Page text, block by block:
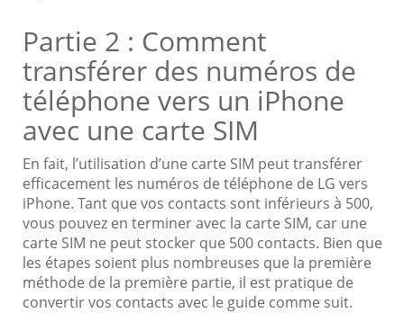
Partie 2 : Comment
transférer des numéros de
téléphone vers un iPhone
avec une carte SIM
En fait, l’utilisation d’une carte SIM peut transférer
efficacement les numéros de téléphone de LG vers
iPhone. Tant que vos contacts sont inférieurs à 500,
vous pouvez en terminer avec la carte SIM, car une
carte SIM ne peut stocker que 500 contacts. Bien que
les étapes soient plus nombreuses que la première
méthode de la première partie, il est pratique de
convertir vos contacts avec le guide comme suit.